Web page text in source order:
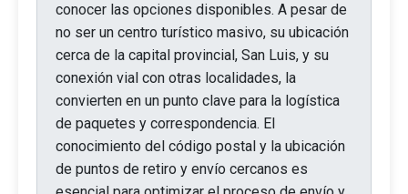
conocer las opciones disponibles. A pesar de
no ser un centro turístico masivo, su ubicación
cerca de la capital provincial, San Luis, y su
conexión vial con otras localidades, la
convierten en un punto clave para la logística
de paquetes y correspondencia. El
conocimiento del código postal y la ubicación
de puntos de retiro y envío cercanos es